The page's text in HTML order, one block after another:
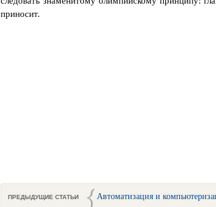
приносит.
ПРЕДЫДУЩИЕ СТАТЬИ
Автоматизация и